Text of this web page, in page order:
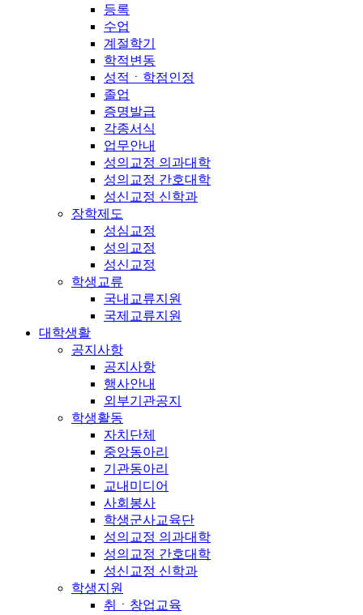
등록
수업
계절학기
학적변동
성적ㆍ학점인정
졸업
증명발급
각종서식
업무안내
성의교정 의과대학
성의교정 간호대학
성신교정 신학과
장학제도
성심교정
성의교정
성신교정
학생교류
국내교류지원
국제교류지원
대학생활
공지사항
공지사항
행사안내
외부기관공지
학생활동
자치단체
중앙동아리
기관동아리
교내미디어
사회봉사
학생군사교육단
성의교정 의과대학
성의교정 간호대학
성신교정 신학과
학생지원
취ㆍ창업교육